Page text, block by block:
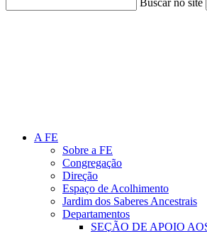
Buscar no site
A FE
Sobre a FE
Congregação
Direção
Espaço de Acolhimento
Jardim dos Saberes Ancestrais
Departamentos
SEÇÃO DE APOIO